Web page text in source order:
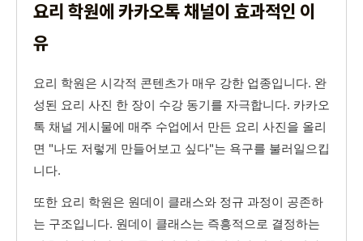
요리 학원에 카카오톡 채널이 효과적인 이
유
요리 학원은 시각적 콘텐츠가 매우 강한 업종입니다. 완
성된 요리 사진 한 장이 수강 동기를 자극합니다. 카카오
톡 채널 게시물에 매주 수업에서 만든 요리 사진을 올리
면 "나도 저렇게 만들어보고 싶다"는 욕구를 불러일으킵
니다.
또한 요리 학원은 원데이 클래스와 정규 과정이 공존하
는 구조입니다. 원데이 클래스는 즉흥적으로 결정하는